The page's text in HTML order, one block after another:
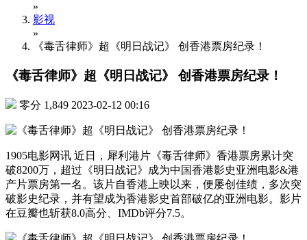
»
影视
»
《毒舌律师》超《明日战记》 创香港票房纪录！
《毒舌律师》超《明日战记》 创香港票房纪录！
零分 1,849 2023-02-12 00:16
1905电影网讯 近日，犀利港片《毒舌律师》香港票房累计突
破8200万，超过《明日战记》成为中国香港影史亚洲电影&港
产片票房第一名。该片自香港上映以来，便屡创佳绩，多次突
破影史纪录，并有望成为香港影史首部破亿的亚洲电影。影片
在豆瓣也斩获8.0高分、IMDb评分7.5。